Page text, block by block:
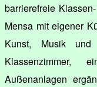
barrierefreie
Mensa mit eigener
Kunst, Musik
Klassenzimmer,
Außenanlagen